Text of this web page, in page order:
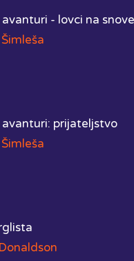
avanturi - lovci na snove
avanturi: prijateljstvo